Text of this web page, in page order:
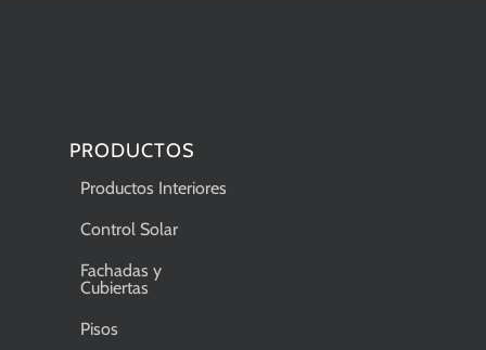
PRODUCTOS
Productos Interiores
Control Solar
Fachadas y
Cubiertas
Pisos